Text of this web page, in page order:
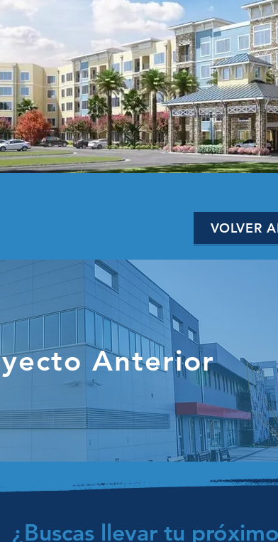
VOLVER
Anterior
¿Buscas llevar tu